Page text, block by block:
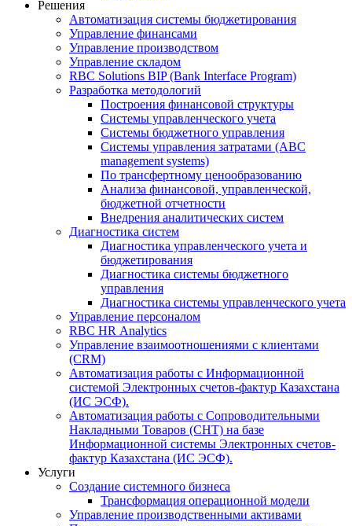
Решения
Автоматизация системы бюджетирования
Управление финансами
Управление производством
Управление складом
RBC Solutions BIP (Bank Interface Program)
Разработка методологий
Построения финансовой структуры
Системы управленческого учета
Системы бюджетного управления
Системы управления затратами (АBC
management systems)
По трансфертному ценообразованию
Анализа финансовой, управленческой,
бюджетной отчетности
Внедрения аналитических систем
Диагностика систем
Диагностика управленческого учета и
бюджетирования
Диагностика системы бюджетного
управления
Диагностика системы управленческого учета
Управление персоналом
RBC HR Аnalytics
Управление взаимоотношениями с клиентами
(СRM)
Автоматизация работы с Информационной
системой Электронных счетов-фактур Казахстана
(ИС ЭСФ).
Автоматизация работы с Сопроводительными
Накладными Товаров (СНТ) на базе
Информационной системы Электронных счетов-
фактур Казахстана (ИС ЭСФ).
Услуги
Создание системного бизнеса
Трансформация операционной модели
Управление производственными активами